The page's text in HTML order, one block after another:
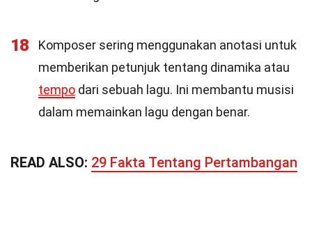
18
Komposer sering menggunakan anotasi untuk
memberikan petunjuk tentang dinamika atau
tempo dari sebuah lagu. Ini membantu musisi
dalam memainkan lagu dengan benar.
READ ALSO: 29 Fakta Tentang Pertambangan